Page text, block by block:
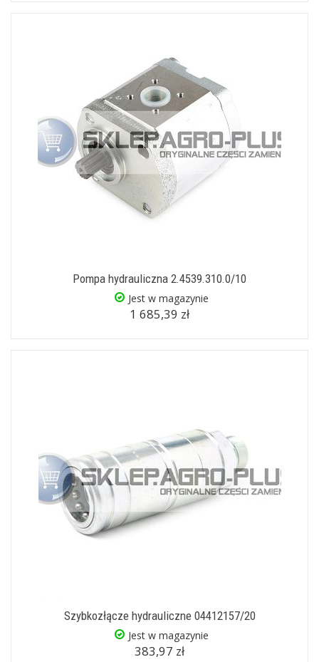
Pompa hydrauliczna 2.4539.310.0/10
Jest w magazynie
1 685,39 zł
Szybkozłącze hydrauliczne 04412157/20
Jest w magazynie
383,97 zł